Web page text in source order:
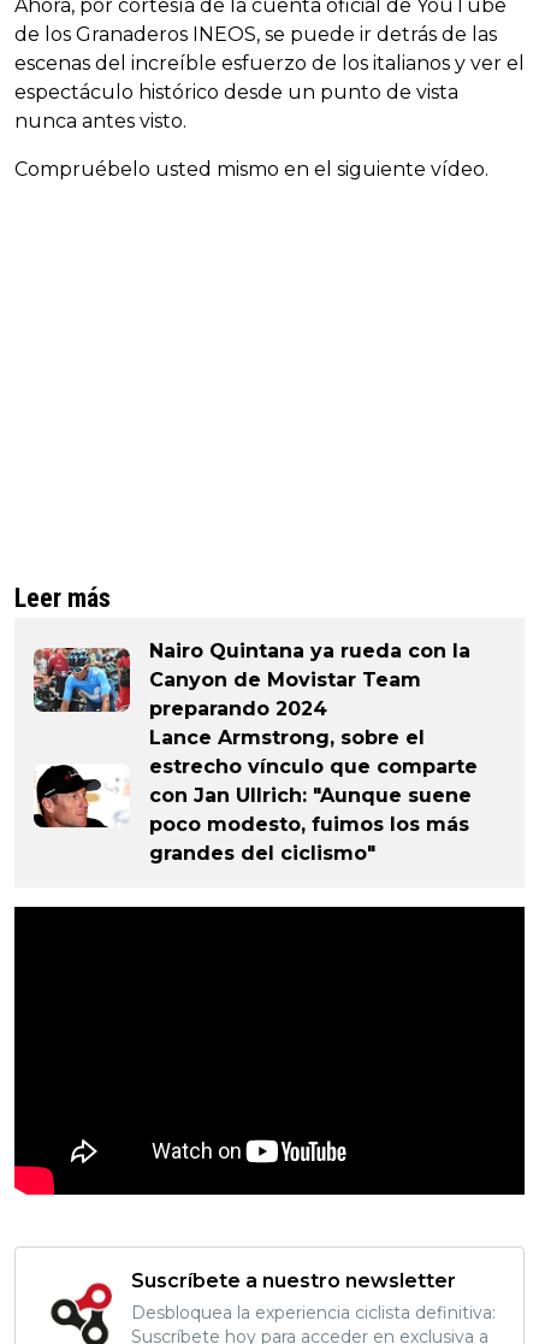
Ahora, por cortesía de la cuenta oficial de YouTube
de los Granaderos INEOS, se puede ir detrás de las
escenas del increíble esfuerzo de los italianos y ver el
espectáculo histórico desde un punto de vista
nunca antes visto.
Compruébelo usted mismo en el siguiente vídeo.
Leer más
Nairo Quintana ya rueda con la
Canyon de Movistar Team
preparando 2024
Lance Armstrong, sobre el
estrecho vínculo que comparte
con Jan Ullrich: "Aunque suene
poco modesto, fuimos los más
grandes del ciclismo"
Suscríbete a nuestro newsletter
Desbloquea la experiencia ciclista definitiva:
Suscríbete hoy para acceder en exclusiva a